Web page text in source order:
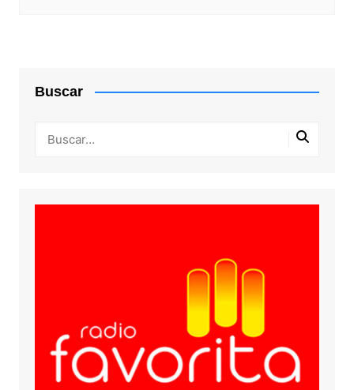
Buscar